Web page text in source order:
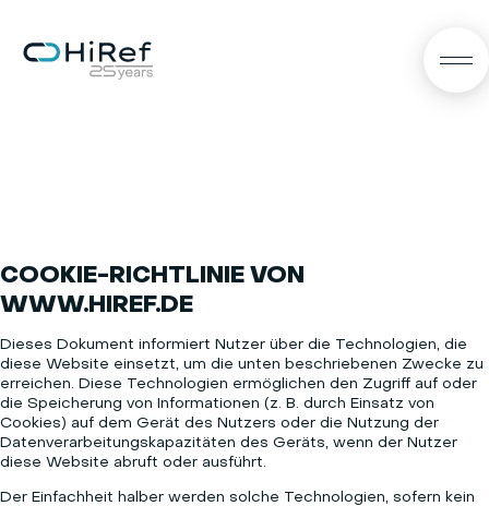
COOKIE-RICHTLINIE VON
WWW.HIREF.DE
Dieses Dokument informiert Nutzer über die Technologien, die
diese Website einsetzt, um die unten beschriebenen Zwecke zu
erreichen. Diese Technologien ermöglichen den Zugriff auf oder
die Speicherung von Informationen (z. B. durch Einsatz von
Cookies) auf dem Gerät des Nutzers oder die Nutzung der
Datenverarbeitungskapazitäten des Geräts, wenn der Nutzer
diese Website abruft oder ausführt.
Der Einfachheit halber werden solche Technologien, sofern kein